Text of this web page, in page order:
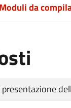
Moduli da
di pagamento
presentazione